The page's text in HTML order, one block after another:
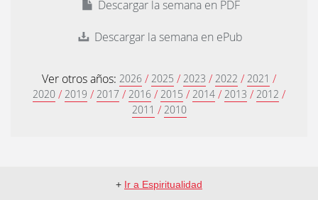
Descargar la semana en PDF
Descargar la semana en ePub
Ver otros años: 2026 / 2025 / 2023 / 2022 / 2021 /
2020 / 2019 / 2017 / 2016 / 2015 / 2014 / 2013 / 2012 /
2011 / 2010
+ Ir a Espiritualidad